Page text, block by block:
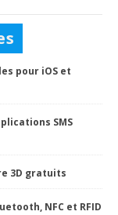
pour iOS et
SMS
3D gratuits
NFC et RFID